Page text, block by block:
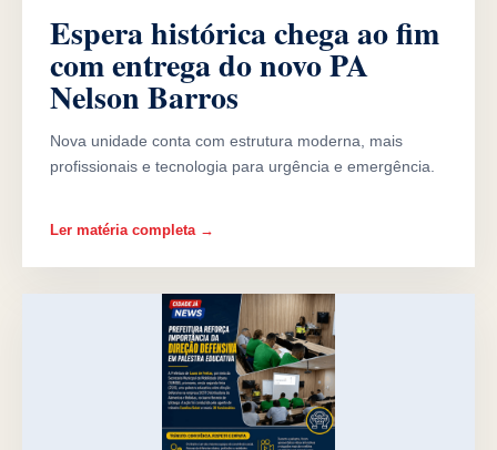
Espera histórica chega ao fim
com entrega do novo PA
Nelson Barros
Nova unidade conta com estrutura moderna, mais
profissionais e tecnologia para urgência e emergência.
Ler matéria completa →